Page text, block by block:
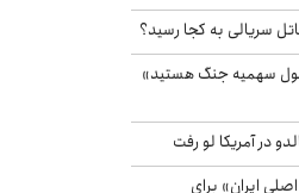
سریالی به کجا رسید؟
سهمیه جنگ هستید»
در آمریکا لو رفت
ایران» برای